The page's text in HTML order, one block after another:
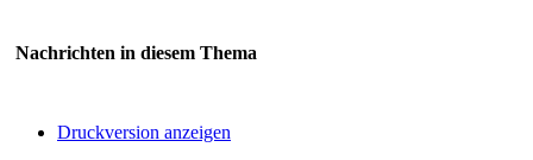
Nachrichten in diesem Thema
Druckversion anzeigen